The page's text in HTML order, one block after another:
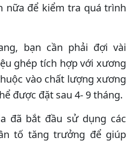
nữa để kiểm tra quá trình
bạn cần phải đợi vài
ghép tích hợp với xương
vào chất lượng xương
được đặt sau 4- 9 tháng.
đã bắt đầu sử dụng các
tố tăng trưởng để giúp